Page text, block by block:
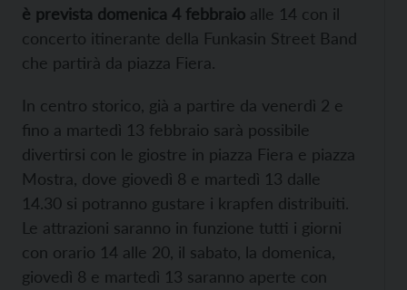
è prevista domenica 4 febbraio alle 14 con il
concerto itinerante della Funkasin Street Band
che partirà da piazza Fiera.
In centro storico, già a partire da venerdì 2 e
fino a martedì 13 febbraio sarà possibile
divertirsi con le giostre in piazza Fiera e piazza
Mostra, dove giovedì 8 e martedì 13 dalle
14.30 si potranno gustare i krapfen distribuiti.
Le attrazioni saranno in funzione tutti i giorni
con orario 14 alle 20, il sabato, la domenica,
giovedì 8 e martedì 13 saranno aperte con